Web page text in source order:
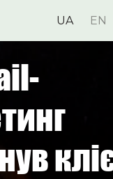
UA EN